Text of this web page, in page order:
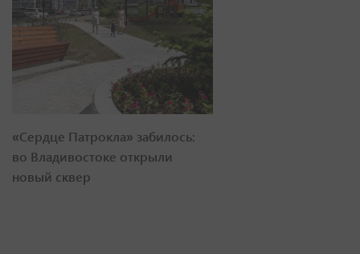
«Сердце Патрокла» забилось:
во Владивостоке открыли
новый сквер